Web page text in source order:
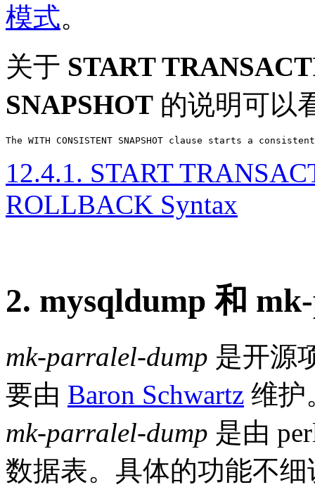
模式。
关于 START
SNAPSHOT 的说明可以
12.4.1. START
ROLLBACK Syntax
2. mysqldump 和
mk-parralel-dump 是开源
要由 Baron Schwartz 维护
mk-parralel-dump 是由
数据表。具体的功能不